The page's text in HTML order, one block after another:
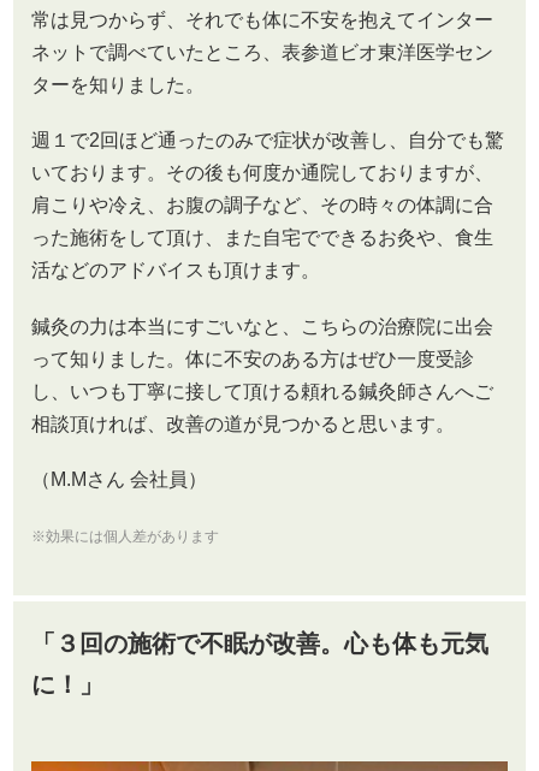
常は見つからず、それでも体に不安を抱えてインター
ネットで調べていたところ、表参道ビオ東洋医学セン
ターを知りました。
週１で2回ほど通ったのみで症状が改善し、自分でも驚
いております。その後も何度か通院しておりますが、
肩こりや冷え、お腹の調子など、その時々の体調に合
った施術をして頂け、また自宅でできるお灸や、食生
活などのアドバイスも頂けます。
鍼灸の力は本当にすごいなと、こちらの治療院に出会
って知りました。体に不安のある方はぜひ一度受診
し、いつも丁寧に接して頂ける頼れる鍼灸師さんへご
相談頂ければ、改善の道が見つかると思います。
（M.Mさん 会社員）
※効果には個人差があります
「３回の施術で不眠が改善。心も体も元気
に！」